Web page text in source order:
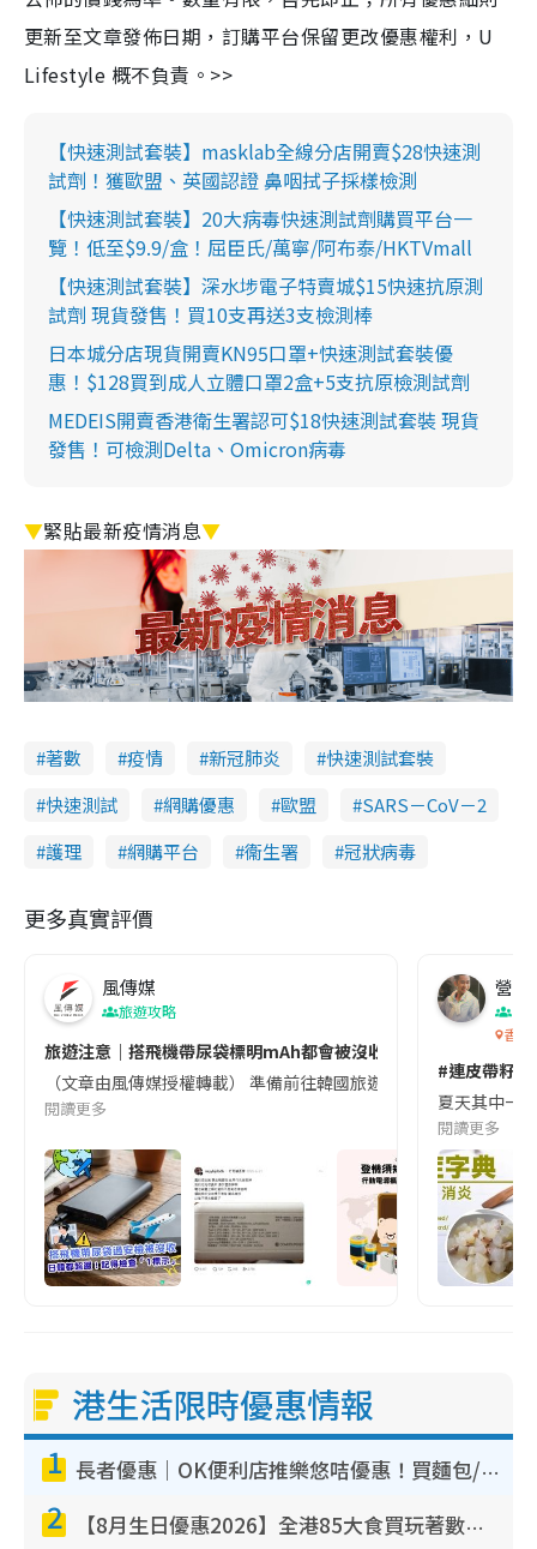
更新至文章發佈日期，訂購平台保留更改優惠權利，U
Lifestyle 概不負責。>>
【快速測試套裝】masklab全線分店開賣$28快速測
試劑！獲歐盟、英國認證 鼻咽拭子採樣檢測
【快速測試套裝】20大病毒快速測試劑購買平台一
覽！低至$9.9/盒！屈臣氏/萬寧/阿布泰/HKTVmall
【快速測試套裝】深水埗電子特賣城$15快速抗原測
試劑 現貨發售！買10支再送3支檢測棒
日本城分店現貨開賣KN95口罩+快速測試套裝優
惠！$128買到成人立體口罩2盒+5支抗原檢測試劑
MEDEIS開賣香港衛生署認可$18快速測試套裝 現貨
發售！可檢測Delta、Omicron病毒
▼緊貼最新疫情消息▼
著數 疫情 新冠肺炎
快速測試套裝
快速測試
網購優惠 歐盟
SARS－CoV－2
護理
網購平台 衞生署 冠狀病毒
更多真實評價
風傳媒
旅遊攻略
旅遊注意｜搭飛機帶尿袋標明mAh都會被沒收😱出發前切記檢查
（文章由風傳媒授權轉載） 準備前往韓國旅遊的民眾，近期要
閱讀更多
營養
香港
#連皮帶籽
夏天其中一
閱讀更多
港生活限時優惠情報
1 長者優惠｜OK便利店推樂悠咭優惠！買麵包/牛奶/保健品拍卡即減
2 【8月生日優惠2026】全港85大食買玩著數攻略 自助餐/火鍋放題同行免費＋誠品/DONKI送現金券